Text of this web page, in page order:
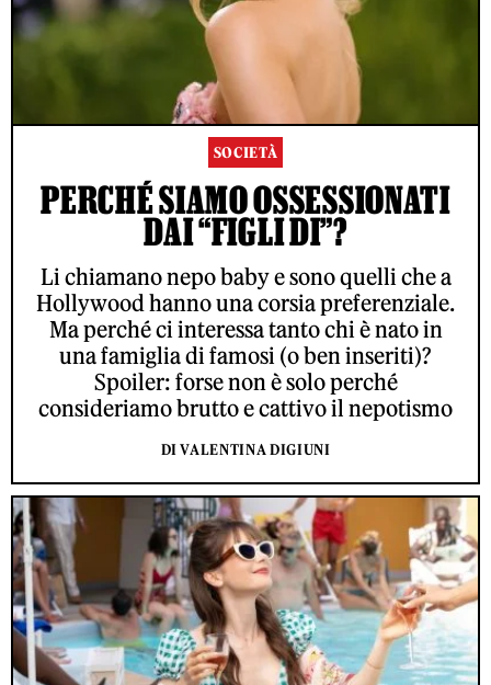
SOCIETÀ
PERCHÉ SIAMO OSSESSIONATI
DAI “FIGLI DI”?
Li chiamano nepo baby e sono quelli che a
Hollywood hanno una corsia preferenziale.
Ma perché ci interessa tanto chi è nato in
una famiglia di famosi (o ben inseriti)?
Spoiler: forse non è solo perché
consideriamo brutto e cattivo il nepotismo
DI VALENTINA DIGIUNI